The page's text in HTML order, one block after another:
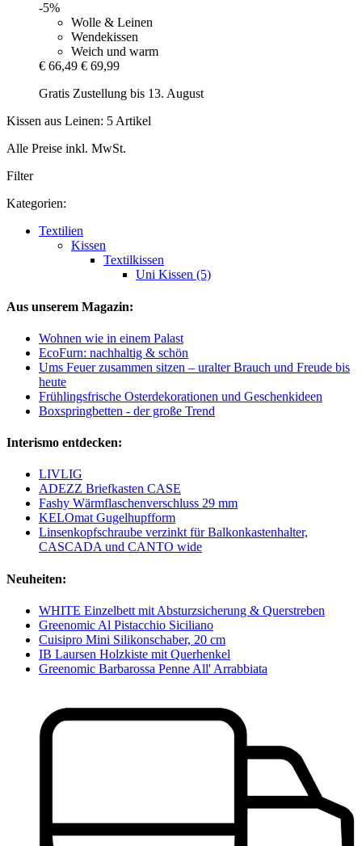
-5%
Wolle & Leinen
Wendekissen
Weich und warm
€ 66,49 € 69,99
Gratis Zustellung bis 13. August
Kissen aus Leinen: 5 Artikel
Alle Preise inkl. MwSt.
Filter
Kategorien:
Textilien
Kissen
Textilkissen
Uni Kissen (5)
Aus unserem Magazin:
Wohnen wie in einem Palast
EcoFurn: nachhaltig & schön
Ums Feuer zusammen sitzen – uralter Brauch und Freude bis
heute
Frühlingsfrische Osterdekorationen und Geschenkideen
Boxspringbetten - der große Trend
Interismo entdecken:
LIVLIG
ADEZZ Briefkasten CASE
Fashy Wärmflaschenverschluss 29 mm
KELOmat Gugelhupfform
Linsenkopfschraube verzinkt für Balkonkastenhalter,
CASCADA und CANTO wide
Neuheiten:
WHITE Einzelbett mit Absturzsicherung & Querstreben
Greenomic Al Pistacchio Siciliano
Cuisipro Mini Silikonschaber, 20 cm
IB Laursen Holzkiste mit Querhenkel
Greenomic Barbarossa Penne All' Arrabbiata